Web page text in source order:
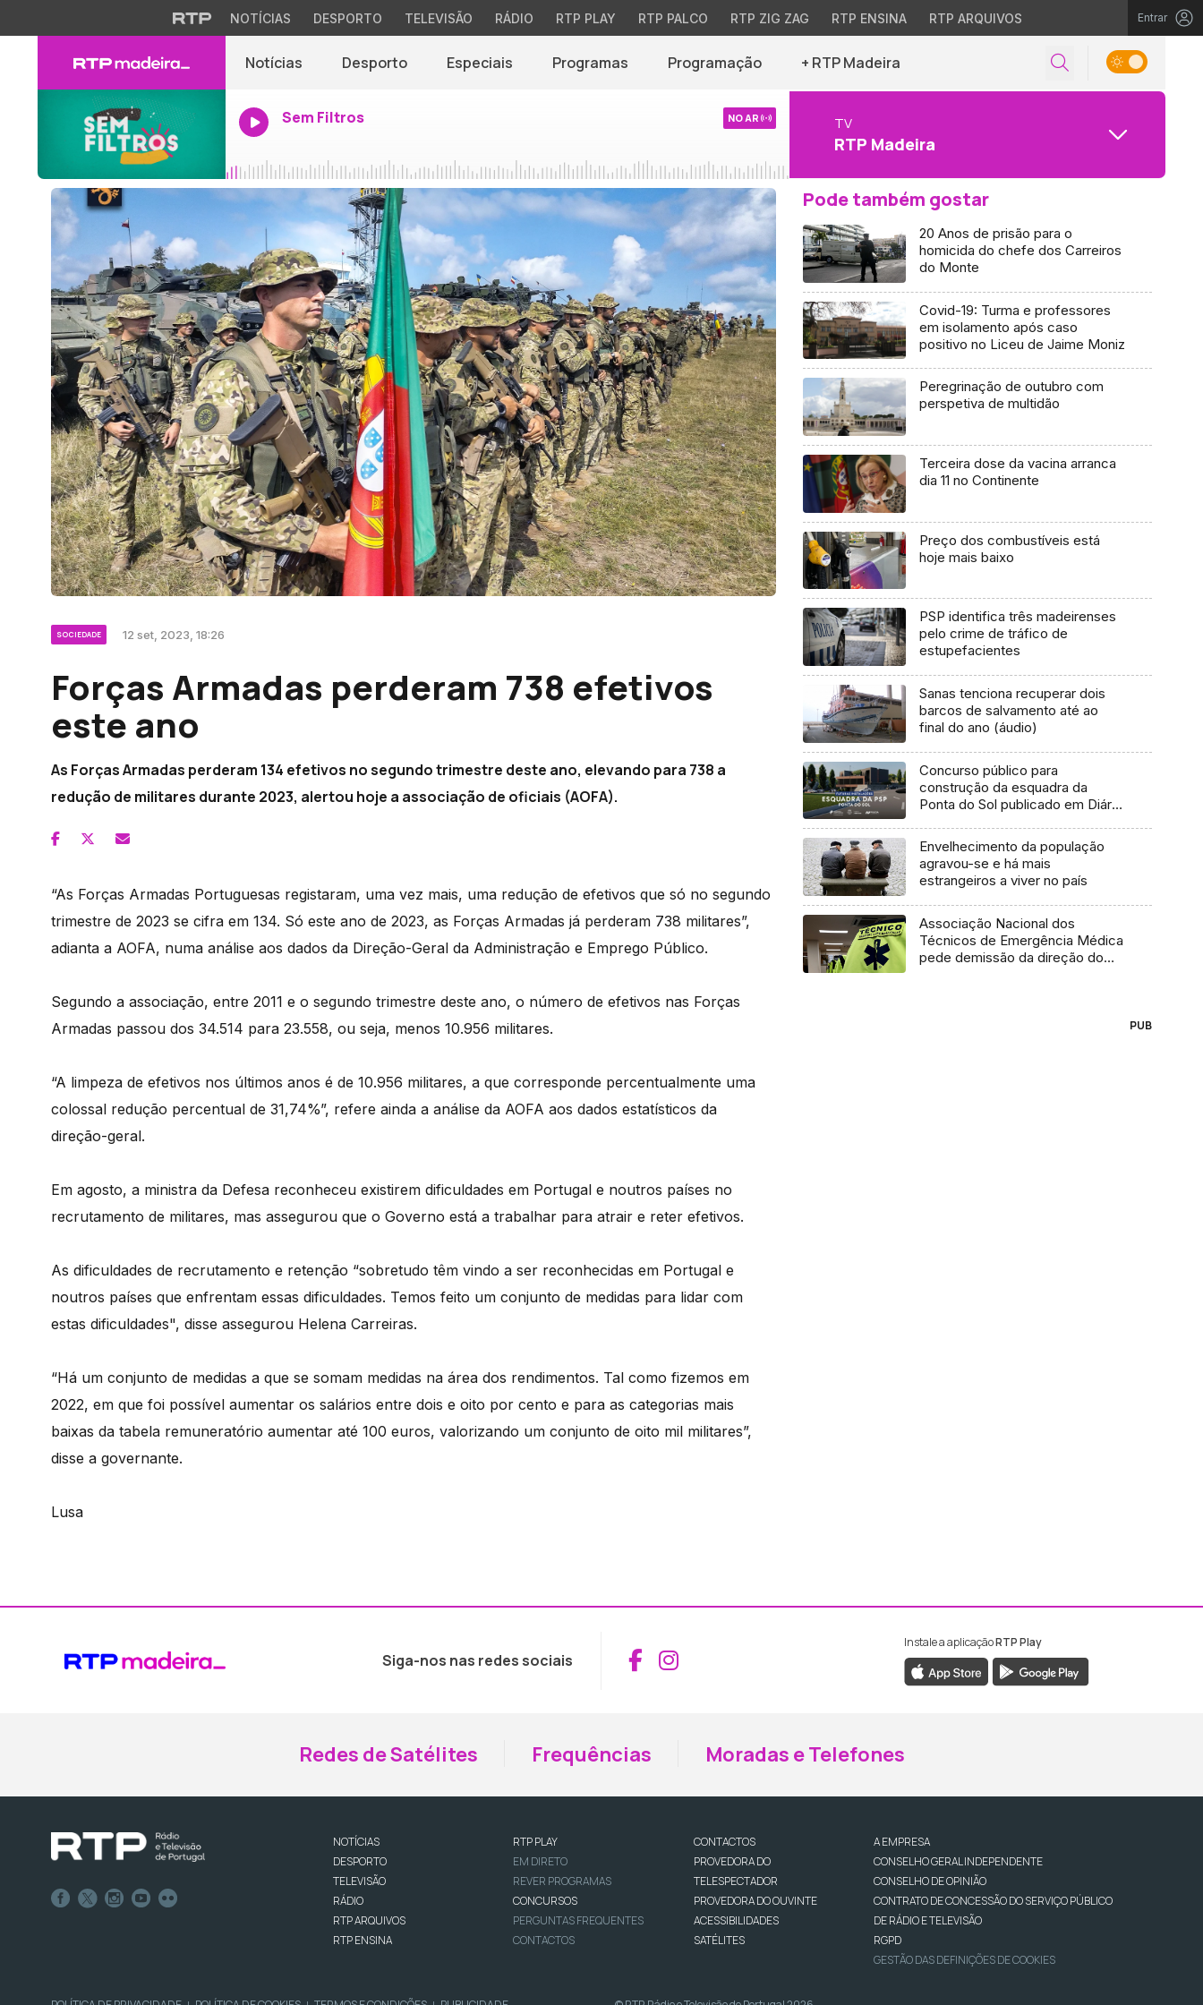
NOTÍCIAS DESPORTO TELEVISÃO RÁDIO RTP PLAY RTP PALCO RTP ZIG ZAG RTP ENSINA RTP ARQUIVOS Entrar
Notícias Desporto Especiais Programas Programação + RTP Madeira
Sem Filtros NO AR TV
RTP Madeira
SOCIEDADE 12 set, 2023, 18:26
Forças Armadas perderam 738 efetivos
este ano
As Forças Armadas perderam 134 efetivos no segundo trimestre deste ano, elevando para 738 a
redução de militares durante 2023, alertou hoje a associação de oficiais (AOFA).
“As Forças Armadas Portuguesas registaram, uma vez mais, uma redução de efetivos que só no segundo
trimestre de 2023 se cifra em 134. Só este ano de 2023, as Forças Armadas já perderam 738 militares”,
adianta a AOFA, numa análise aos dados da Direção-Geral da Administração e Emprego Público.
Segundo a associação, entre 2011 e o segundo trimestre deste ano, o número de efetivos nas Forças
Armadas passou dos 34.514 para 23.558, ou seja, menos 10.956 militares.
“A limpeza de efetivos nos últimos anos é de 10.956 militares, a que corresponde percentualmente uma
colossal redução percentual de 31,74%”, refere ainda a análise da AOFA aos dados estatísticos da
direção-geral.
Em agosto, a ministra da Defesa reconheceu existirem dificuldades em Portugal e noutros países no
recrutamento de militares, mas assegurou que o Governo está a trabalhar para atrair e reter efetivos.
As dificuldades de recrutamento e retenção “sobretudo têm vindo a ser reconhecidas em Portugal e
noutros países que enfrentam essas dificuldades. Temos feito um conjunto de medidas para lidar com
estas dificuldades", disse assegurou Helena Carreiras.
“Há um conjunto de medidas a que se somam medidas na área dos rendimentos. Tal como fizemos em
2022, em que foi possível aumentar os salários entre dois e oito por cento e para as categorias mais
baixas da tabela remuneratório aumentar até 100 euros, valorizando um conjunto de oito mil militares”,
disse a governante.
Lusa
Pode também gostar
20 Anos de prisão para o
homicida do chefe dos Carreiros
do Monte
Covid-19: Turma e professores
em isolamento após caso
positivo no Liceu de Jaime Moniz
Peregrinação de outubro com
perspetiva de multidão
Terceira dose da vacina arranca
dia 11 no Continente
Preço dos combustíveis está
hoje mais baixo
PSP identifica três madeirenses
pelo crime de tráfico de
estupefacientes
Sanas tenciona recuperar dois
barcos de salvamento até ao
final do ano (áudio)
Concurso público para
construção da esquadra da
Ponta do Sol publicado em Diário
Envelhecimento da população
agravou-se e há mais
estrangeiros a viver no país
Associação Nacional dos
Técnicos de Emergência Médica
pede demissão da direção do
PUB
Siga-nos nas redes sociais Aceder ao Facebook da RTP Madeira
Aceder ao Instagram da RTP Madeira
Instale a aplicaçãoRTP Play
Redes de Satélites Frequências Moradas e Telefones
NOTÍCIAS
DESPORTO
TELEVISÃO
RÁDIO
RTP ARQUIVOS
RTP ENSINA
RTP PLAY
EM DIRETO
REVER PROGRAMAS
CONCURSOS
PERGUNTAS FREQUENTES
CONTACTOS
CONTACTOS
PROVEDORA DO
TELESPECTADOR
PROVEDORA DO OUVINTE
ACESSIBILIDADES
SATÉLITES
A EMPRESA
CONSELHO GERAL INDEPENDENTE
CONSELHO DE OPINIÃO
CONTRATO DE CONCESSÃO DO SERVIÇO PÚBLICO
DE RÁDIO E TELEVISÃO
RGPD
GESTÃO DAS DEFINIÇÕES DE COOKIES